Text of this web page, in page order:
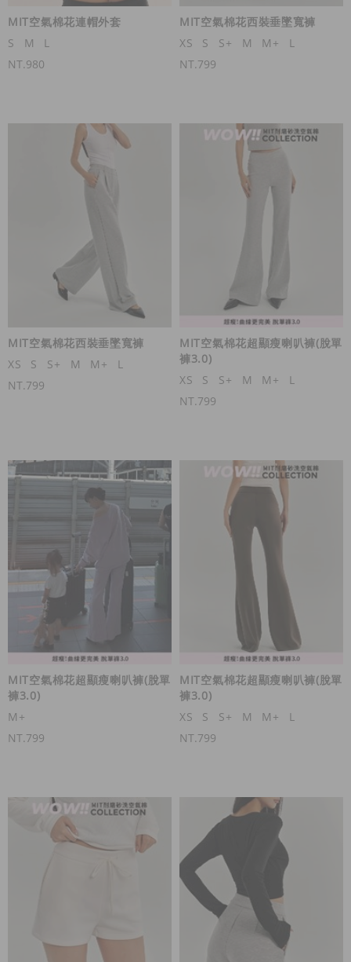
MIT空氣棉花連帽外套
S
M
L
NT.980
MIT空氣棉花西裝垂墜寬褲
XS
S S+ M M+
L
NT.799
MIT空氣棉花西裝垂墜寬褲
XS
S S+ M M+
L
NT.799
MIT空氣棉花超顯瘦喇叭褲(脫單
褲3.0)
XS
S S+ M M+
L
NT.799
MIT空氣棉花超顯瘦喇叭褲(脫單
褲3.0)
M+
NT.799
MIT空氣棉花超顯瘦喇叭褲(脫單
褲3.0)
XS
S S+ M M+
L
NT.799